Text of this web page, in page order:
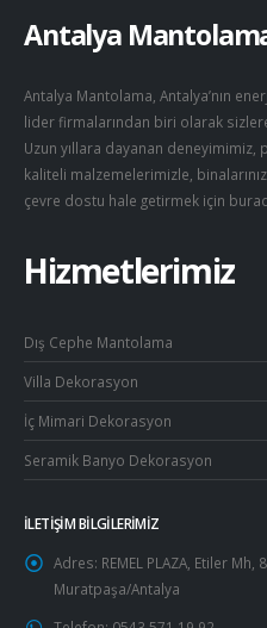
Antalya
Antalya Mantolama, Antalya’nın
lider firmalarından biri olarak
Uzun yıllara dayanan
kaliteli malzemelerimizle,
çevre dostu hale getirmek için
Hizmetlerimiz
Dış Cephe Mantolama
Villa Dekorasyon
İç Mimari Dekorasyon
Seramik Banyo Dekorasyon
İLETIŞIM BILGILERIMIZ
Adres: REMEL PLAZA, Etiler
Muratpaşa/Antalya